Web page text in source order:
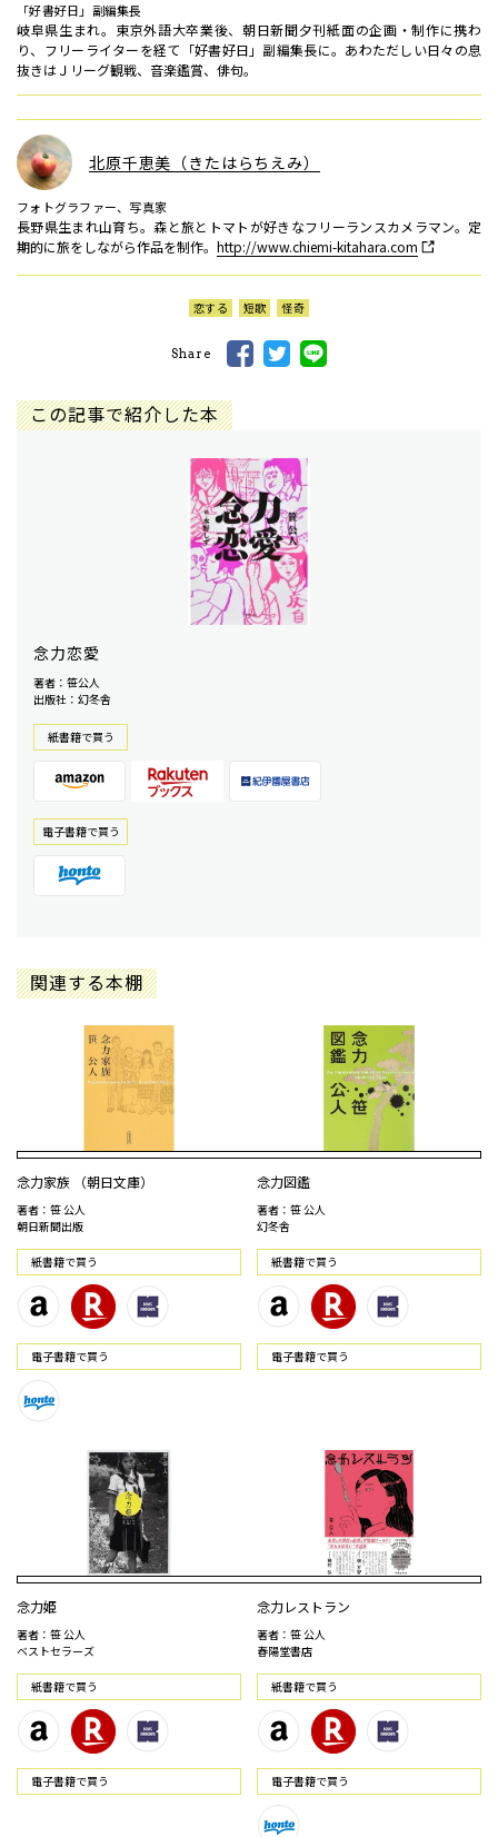
「好書好日」副編集長
岐阜県生まれ。東京外語大卒業後、朝日新聞夕刊紙面の企画・制作に携わ
り、フリーライターを経て「好書好日」副編集長に。あわただしい日々の息
抜きはＪリーグ観戦、音楽鑑賞、俳句。
北原千恵美（きたはらちえみ）
フォトグラファー、写真家
長野県生まれ山育ち。森と旅とトマトが好きなフリーランスカメラマン。定
期的に旅をしながら作品を制作。 http://www.chiemi-kitahara.com
恋する 短歌 怪奇
Share
この記事で紹介した本
念力恋愛
著者：笹公人
出版社：幻冬舎
紙書籍で買う
電⼦書籍で買う
関連する本棚
念力家族 （朝日文庫）
著者：笹 公人
朝日新聞出版
紙書籍で買う
電⼦書籍で買う
念力図鑑
著者：笹 公人
幻冬舎
紙書籍で買う
電⼦書籍で買う
念力姫
著者：笹 公人
ベストセラーズ
紙書籍で買う
電⼦書籍で買う
念力レストラン
著者：笹 公人
春陽堂書店
紙書籍で買う
電⼦書籍で買う